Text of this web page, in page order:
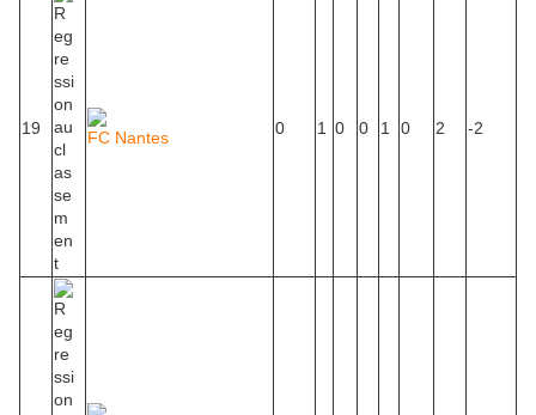
19 FC Nantes 0 1 0 0 1 0 2 -2